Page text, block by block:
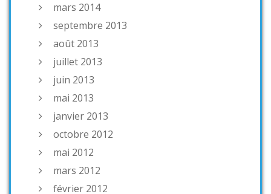
mars 2014
septembre 2013
août 2013
juillet 2013
juin 2013
mai 2013
janvier 2013
octobre 2012
mai 2012
mars 2012
février 2012